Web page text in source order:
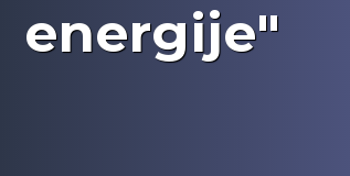
energije"